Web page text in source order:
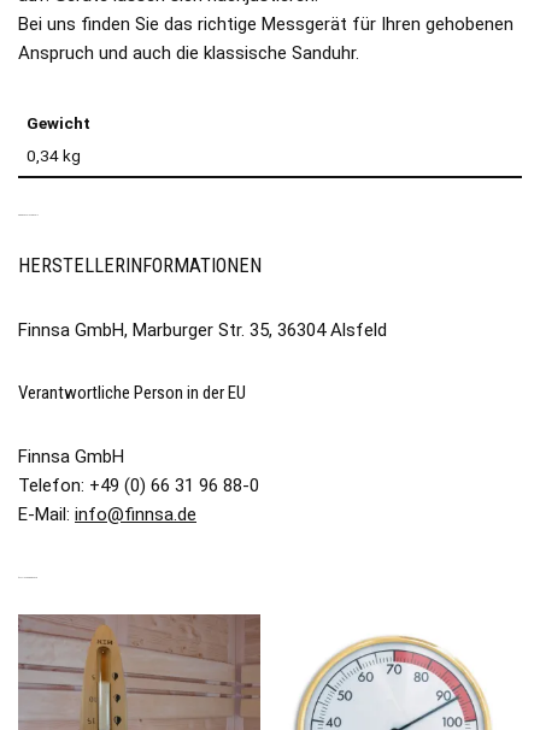
Bei uns finden Sie das richtige Messgerät für Ihren gehobenen
Anspruch und auch die klassische Sanduhr.
Gewicht
0,34 kg
HERSTELLERINFORMATIONEN
Finnsa GmbH, Marburger Str. 35, 36304 Alsfeld
Verantwortliche Person in der EU
Finnsa GmbH
Telefon: +49 (0) 66 31 96 88-0
E-Mail: info@finnsa.de